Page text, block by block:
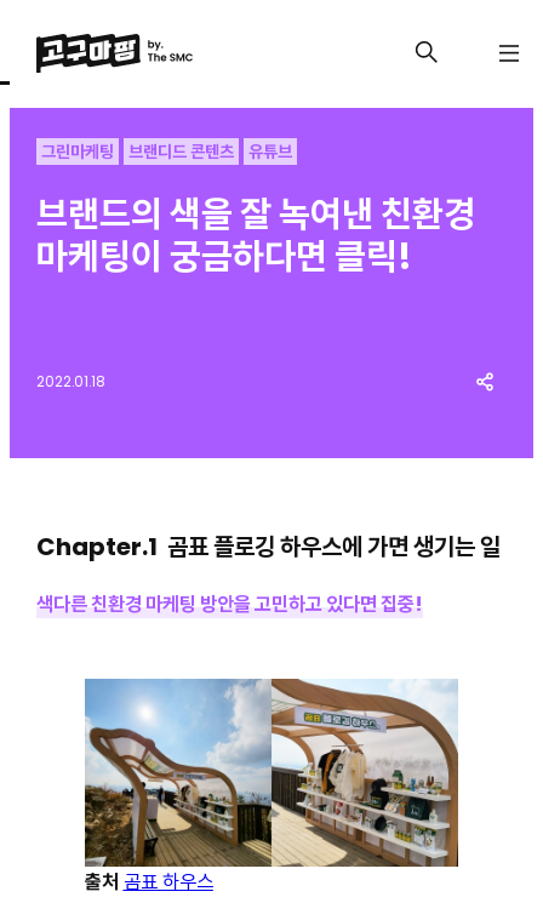
그린마케팅 브랜디드 콘텐츠 유튜브
브랜드의 색을 잘 녹여낸 친환경
마케팅이 궁금하다면 클릭!
2022.01.18
Chapter.1 곰표 플로깅 하우스에 가면 생기는 일
색다른 친환경 마케팅 방안을 고민하고있다면 집중!
출처 곰표 하우스